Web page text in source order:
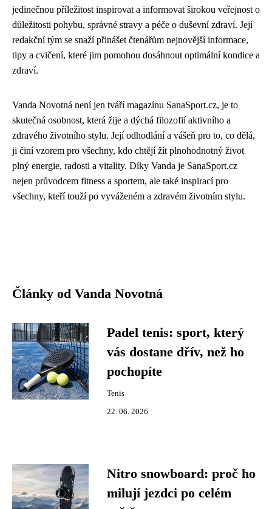
jedinečnou příležitost inspirovat a informovat širokou veřejnost o
důležitosti pohybu, správné stravy a péče o duševní zdraví. Její
redakční tým se snaží přinášet čtenářům nejnovější informace,
tipy a cvičení, které jim pomohou dosáhnout optimální kondice a
zdraví.
Vanda Novotná není jen tváří magazínu SanaSport.cz, je to
skutečná osobnost, která žije a dýchá filozofií aktivního a
zdravého životního stylu. Její odhodlání a vášeň pro to, co dělá,
ji činí vzorem pro všechny, kdo chtějí žít plnohodnotný život
plný energie, radosti a vitality. Díky Vanda je SanaSport.cz
nejen průvodcem fitness a sportem, ale také inspirací pro
všechny, kteří touží po vyváženém a zdravém životním stylu.
Články od Vanda Novotná
Padel tenis: sport, který
vás dostane dřív, než ho
pochopíte
Tenis
22. 06. 2026
Nitro snowboard: proč ho
milují jezdci po celém